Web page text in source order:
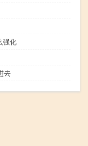
强化
去